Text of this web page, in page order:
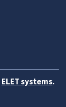
ELET systems.